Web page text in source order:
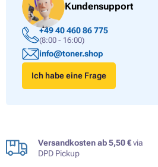
Kundensupport
+49 40 460 86 775
(8:00 - 16:00)
info@toner.shop
Ich habe eine Frage
Versandkosten ab 5,50 €via
DPD Pickup